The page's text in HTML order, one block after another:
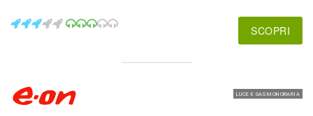
SCOPRI
LUCE E GAS MONORARIA